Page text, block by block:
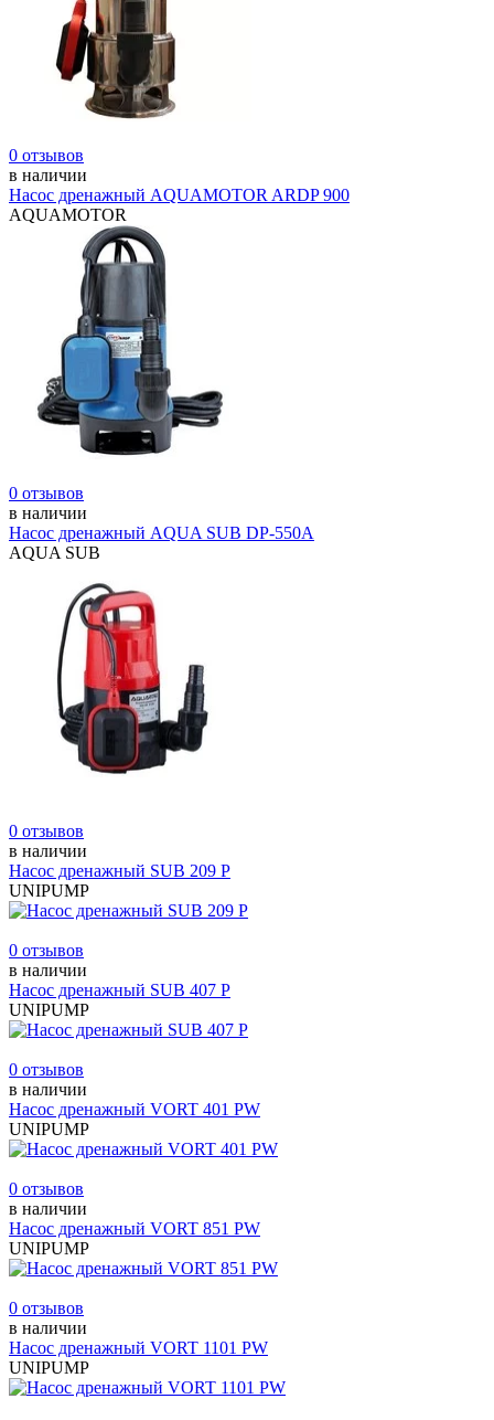
0 отзывов
в наличии
Насос дренажный AQUAMOTOR ARDP 900
AQUAMOTOR
0 отзывов
в наличии
Насос дренажный AQUA SUB DP-550A
AQUA SUB
0 отзывов
в наличии
Насос дренажный SUB 209 Р
UNIPUMP
0 отзывов
в наличии
Насос дренажный SUB 407 Р
UNIPUMP
0 отзывов
в наличии
Насос дренажный VORT 401 PW
UNIPUMP
0 отзывов
в наличии
Насос дренажный VORT 851 PW
UNIPUMP
0 отзывов
в наличии
Насос дренажный VORT 1101 PW
UNIPUMP